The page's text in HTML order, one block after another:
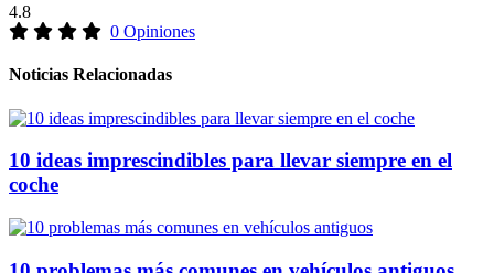
4.8
0 Opiniones
Noticias Relacionadas
10 ideas imprescindibles para llevar siempre en el
coche